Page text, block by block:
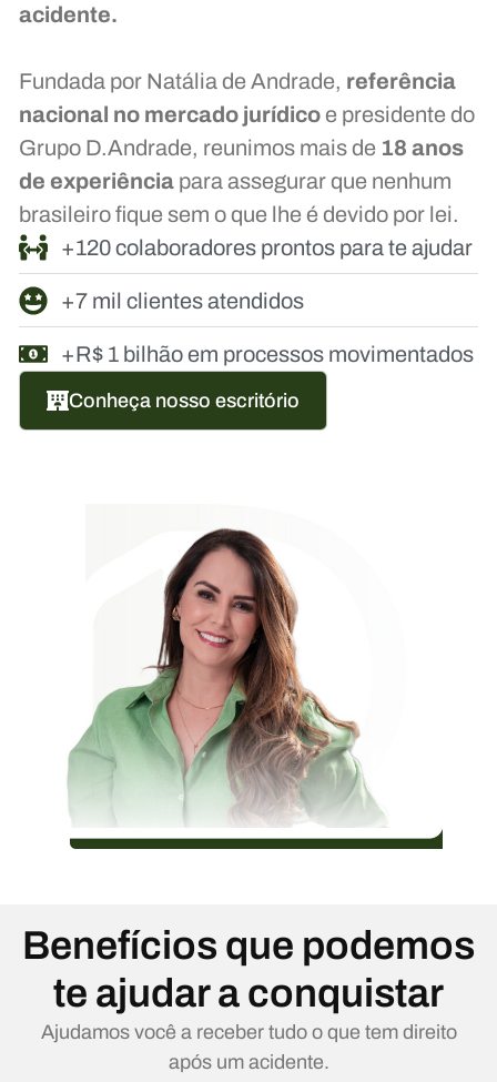
acidente.
Fundada por Natália de Andrade, referência
nacional no mercado jurídicoe presidente do
Grupo D.Andrade, reunimos mais de 18 anos
de experiência para assegurar que nenhum
brasileiro fique sem o que lhe é devido por lei.
+120 colaboradores prontos para te ajudar
+7 mil clientes atendidos
+R$ 1 bilhão em processos movimentados
Conheça nosso escritório
Benefícios que podemos
te ajudar a conquistar
Ajudamos você a receber tudo o que tem direito
após um acidente.